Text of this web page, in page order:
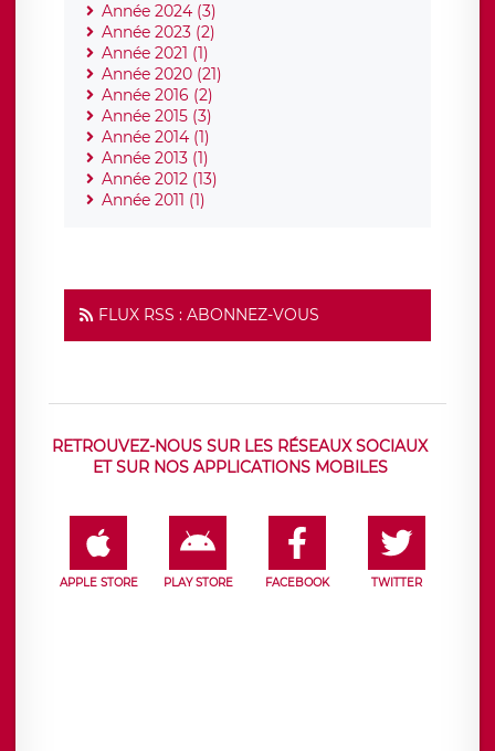
Année 2024 (3)
Année 2023 (2)
Année 2021 (1)
Année 2020 (21)
Année 2016 (2)
Année 2015 (3)
Année 2014 (1)
Année 2013 (1)
Année 2012 (13)
Année 2011 (1)
FLUX RSS : ABONNEZ-VOUS
RETROUVEZ-NOUS SUR LES RÉSEAUX SOCIAUX
ET SUR NOS APPLICATIONS MOBILES
APPLE STORE PLAY STORE FACEBOOK TWITTER